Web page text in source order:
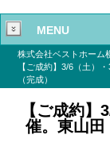
MENU
株式会社ベストホーム
【ご成約】3/6（土）
（完成）
【ご成約
催。東山